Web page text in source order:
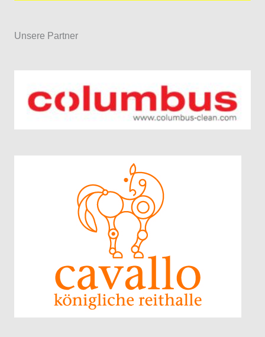
Unsere Partner